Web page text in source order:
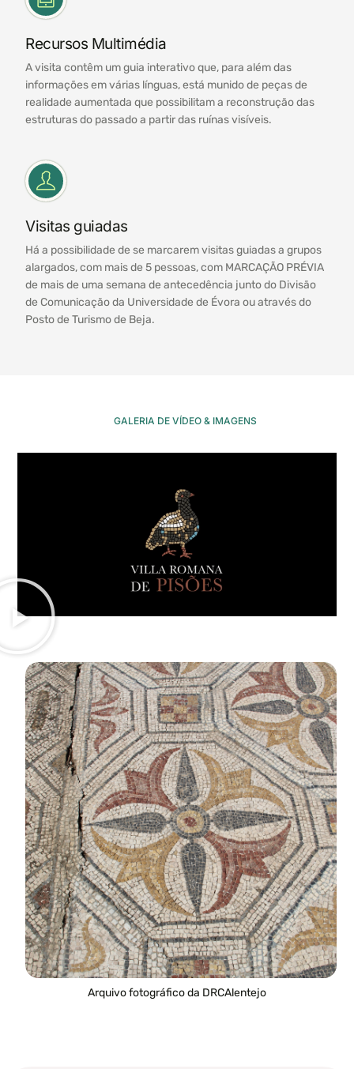
Recursos Multimédia
A visita contêm um guia interativo que, para além das
informações em várias línguas, está munido de peças de
realidade aumentada que possibilitam a reconstrução das
estruturas do passado a partir das ruínas visíveis.
Visitas guiadas
Há a possibilidade de se marcarem visitas guiadas a grupos
alargados, com mais de 5 pessoas, com MARCAÇÃO PRÉVIA
de mais de uma semana de antecedência junto do Divisão
de Comunicação da Universidade de Évora ou através do
Posto de Turismo de Beja.
GALERIA DE VÍDEO & IMAGENS
Arquivo fotográfico da DRCAlentejo